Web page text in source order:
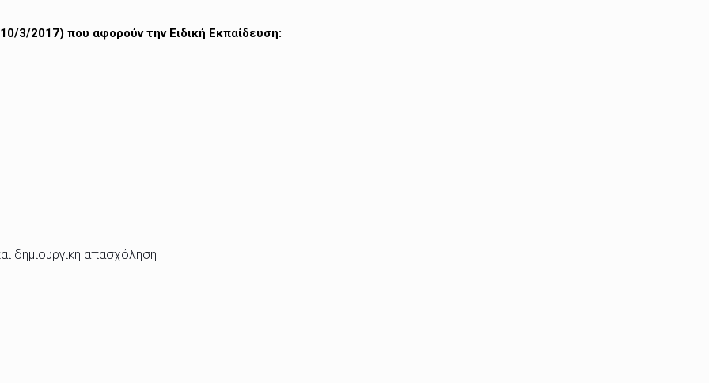
3/2017) που αφορούν την Ειδική Εκπαίδευση:
δημιουργική απασχόληση